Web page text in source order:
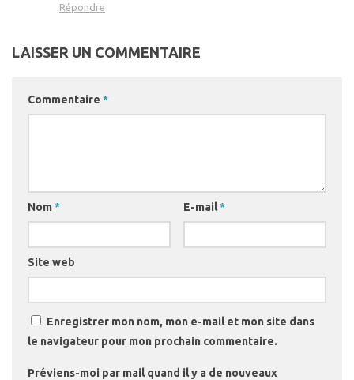
Répondre
LAISSER UN COMMENTAIRE
Commentaire *
Nom * E-mail*
Site web
Enregistrer mon nom, mon e-mail et mon site dans
le navigateur pour mon prochain commentaire.
Préviens-moi par mail quand il y a de nouveaux